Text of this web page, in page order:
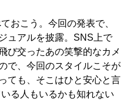
おこう。今回の発表で、
ュアルを披露。SNS上で
び交ったあの笑撃的なカメ
で、今回のスタイルこそが
ても、そこはひと安心と言
る人もいるかも知れない